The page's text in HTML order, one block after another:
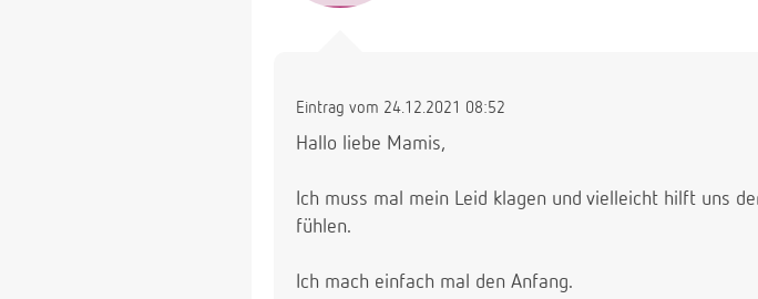
Eintrag vom 24.12.2021 08:52
Hallo liebe Mamis,
Ich muss mal mein Leid klagen und vielleicht hilft uns
fühlen.
Ich mach einfach mal den Anfang.